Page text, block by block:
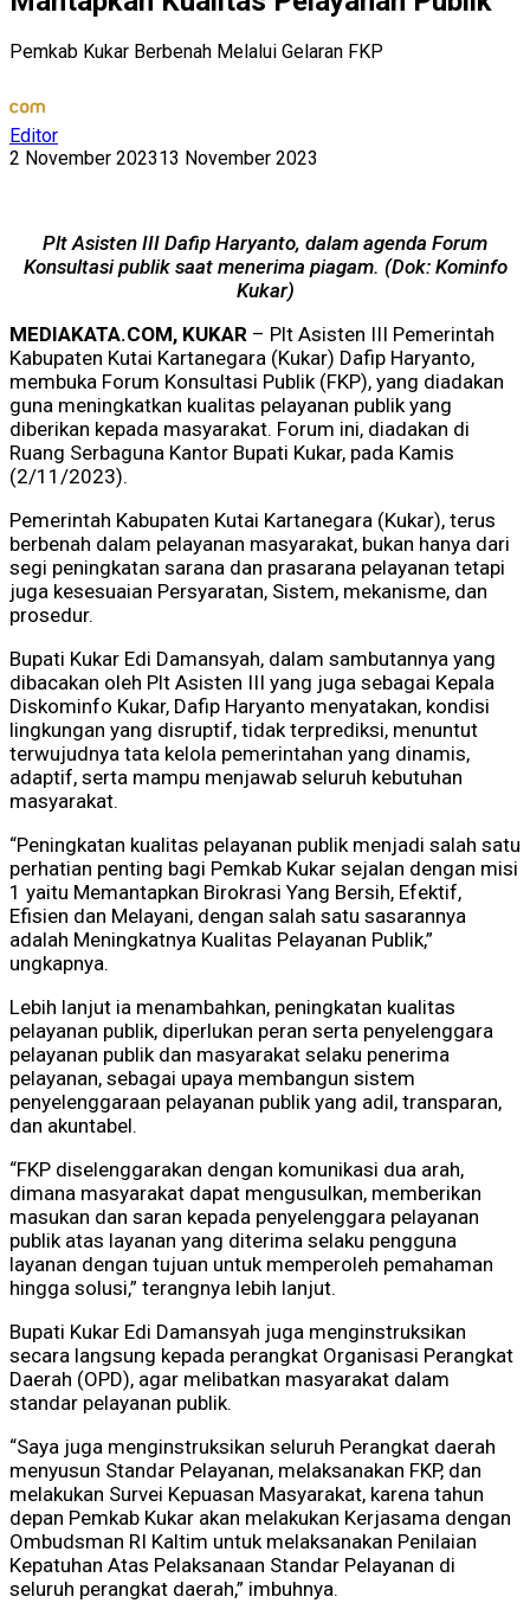
Pemkab Kukar Berbenah Melalui Gelaran FKP
Editor
2 November 202313 November 2023
Plt Asisten III Dafip Haryanto, dalam agenda Forum
Konsultasi publik saat menerima piagam. (Dok: Kominfo
Kukar)
MEDIAKATA.COM, KUKAR – Plt Asisten III Pemerintah
Kabupaten Kutai Kartanegara (Kukar) Dafip Haryanto,
membuka Forum Konsultasi Publik (FKP), yang diadakan
guna meningkatkan kualitas pelayanan publik yang
diberikan kepada masyarakat. Forum ini, diadakan di
Ruang Serbaguna Kantor Bupati Kukar, pada Kamis
(2/11/2023).
Pemerintah Kabupaten Kutai Kartanegara (Kukar), terus
berbenah dalam pelayanan masyarakat, bukan hanya dari
segi peningkatan sarana dan prasarana pelayanan tetapi
juga kesesuaian Persyaratan, Sistem, mekanisme, dan
prosedur.
Bupati Kukar Edi Damansyah, dalam sambutannya yang
dibacakan oleh Plt Asisten III yang juga sebagai Kepala
Diskominfo Kukar, Dafip Haryanto menyatakan, kondisi
lingkungan yang disruptif, tidak terprediksi, menuntut
terwujudnya tata kelola pemerintahan yang dinamis,
adaptif, serta mampu menjawab seluruh kebutuhan
masyarakat.
“Peningkatan kualitas pelayanan publik menjadi salah satu
perhatian penting bagi Pemkab Kukar sejalan dengan misi
1 yaitu Memantapkan Birokrasi Yang Bersih, Efektif,
Efisien dan Melayani, dengan salah satu sasarannya
adalah Meningkatnya Kualitas Pelayanan Publik,”
ungkapnya.
Lebih lanjut ia menambahkan, peningkatan kualitas
pelayanan publik, diperlukan peran serta penyelenggara
pelayanan publik dan masyarakat selaku penerima
pelayanan, sebagai upaya membangun sistem
penyelenggaraan pelayanan publik yang adil, transparan,
dan akuntabel.
“FKP diselenggarakan dengan komunikasi dua arah,
dimana masyarakat dapat mengusulkan, memberikan
masukan dan saran kepada penyelenggara pelayanan
publik atas layanan yang diterima selaku pengguna
layanan dengan tujuan untuk memperoleh pemahaman
hingga solusi,” terangnya lebih lanjut.
Bupati Kukar Edi Damansyah juga menginstruksikan
secara langsung kepada perangkat Organisasi Perangkat
Daerah (OPD), agar melibatkan masyarakat dalam
standar pelayanan publik.
“Saya juga menginstruksikan seluruh Perangkat daerah
menyusun Standar Pelayanan, melaksanakan FKP, dan
melakukan Survei Kepuasan Masyarakat, karena tahun
depan Pemkab Kukar akan melakukan Kerjasama dengan
Ombudsman RI Kaltim untuk melaksanakan Penilaian
Kepatuhan Atas Pelaksanaan Standar Pelayanan di
seluruh perangkat daerah,” imbuhnya.